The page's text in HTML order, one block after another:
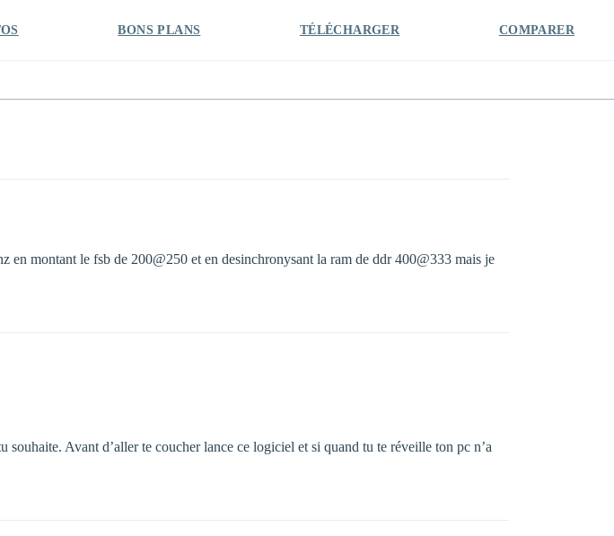
BONS PLANS TÉLÉCHARGER COMPARER
montant le fsb de 200@250 et en desinchronysant la ram de ddr 400@333 mais je
Avant d’aller te coucher lance ce logiciel et si quand tu te réveille ton pc n’a